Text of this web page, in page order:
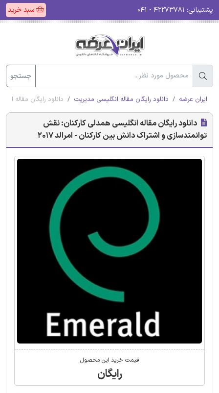
پشتیبانی: سبد خرید
جستجو
ایران عرضه دانلود رایگان مقاله انگلیسی مدیریت دانلود رایگان مقاله
دانلود رایگان مقاله انگلیسی همدلی کارکنان: نقش
توانمندسازی و اشتراک دانش بین کارکنان - امرالد 2017
قیمت خرید این محصول
رایگان